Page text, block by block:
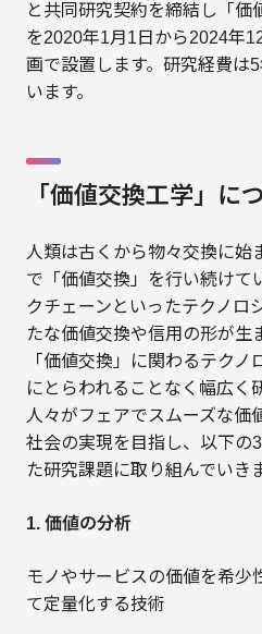
と共同研究契約を締結し「価
を2020年1月1日から2024年
画で設置します。研究経費は
います。
「価値交換工学」に
人類は古くから物々交換に始
で「価値交換」を行い続けて
クチェーンといったテクノロ
たな価値交換や信用の形が生
「価値交換」に関わるテク
にとらわれることなく幅広く
人々がフェアでスムーズな価
社会の実現を目指し、以下の
た研究課題に取り組んでいき
1. 価値の分析
モノやサービスの価値を希少
て定量化する技術